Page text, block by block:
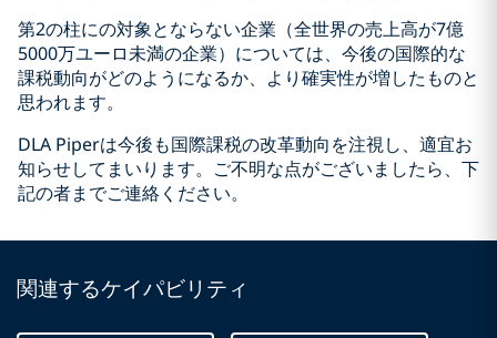
第2の柱にの対象とならない企業（全世界の売上高が7億
5000万ユーロ未満の企業）については、今後の国際的な
課税動向がどのようになるか、より確実性が増したものと
思われます。
DLA Piperは今後も国際課税の改革動向を注視し、適宜お
知らせしてまいります。ご不明な点がございましたら、下
記の者までご連絡ください。
関連するケイパビリティ